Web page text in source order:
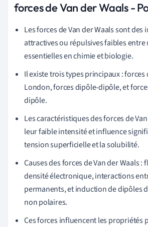
forces de Van der Waals -
Les forces de Van der Waals sont des
attractives ou répulsives faibles entre
essentielles en chimie et biologie.
Il existe trois types principaux :
London, forces dipôle-dipôle, et
dipôle.
Les caractéristiques des forces de
leur faible intensité et influence
tension superficielle et la solubilité.
Causes des forces de Van der Waals
densité électronique, interactions
permanents, et induction de dipôles
non polaires.
Ces forces influencent les propriétés